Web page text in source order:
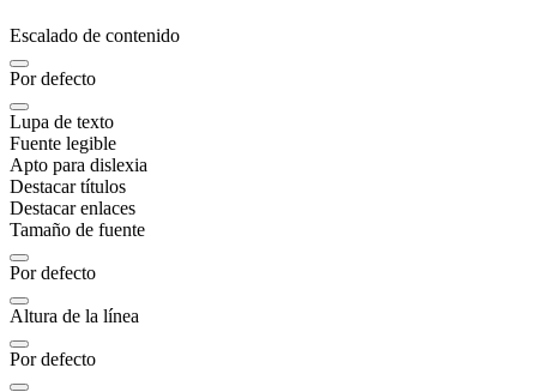
Escalado de contenido
Por defecto
Lupa de texto
Fuente legible
Apto para dislexia
Destacar títulos
Destacar enlaces
Tamaño de fuente
Por defecto
Altura de la línea
Por defecto